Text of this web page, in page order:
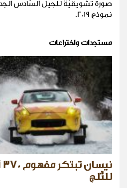
صورة تشويقيّة للجيل السّادس
نموذج 2019.
مستجدات واختراعات
للثّلج